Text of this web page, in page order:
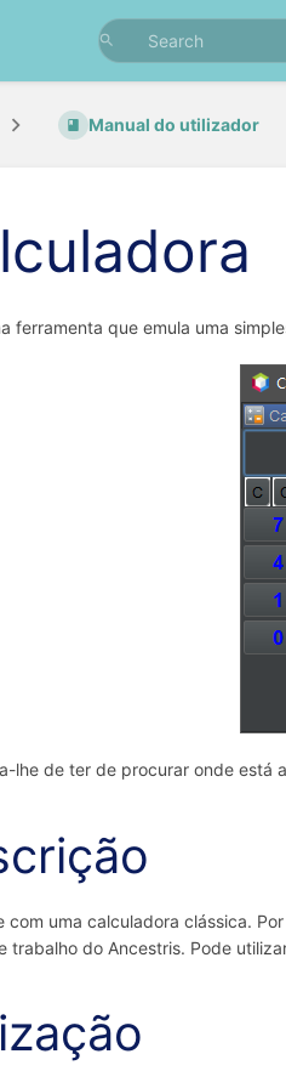
Manual do utilizador
ferramenta que emula uma
lhe de ter de procurar onde está
com uma calculadora clássica.
trabalho do Ancestris. Pode